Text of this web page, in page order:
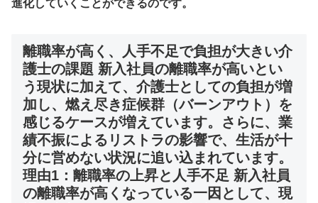
進化していくことができるのです。
離職率が高く、人手不足で負担が大きい介
護士の課題 新入社員の離職率が高いとい
う現状に加えて、介護士としての負担が増
加し、燃え尽き症候群（バーンアウト）を
感じるケースが増えています。さらに、業
績不振によるリストラの影響で、生活が十
分に営めない状況に追い込まれています。
理由1：離職率の上昇と人手不足 新入社員
の離職率が高くなっている一因として、現